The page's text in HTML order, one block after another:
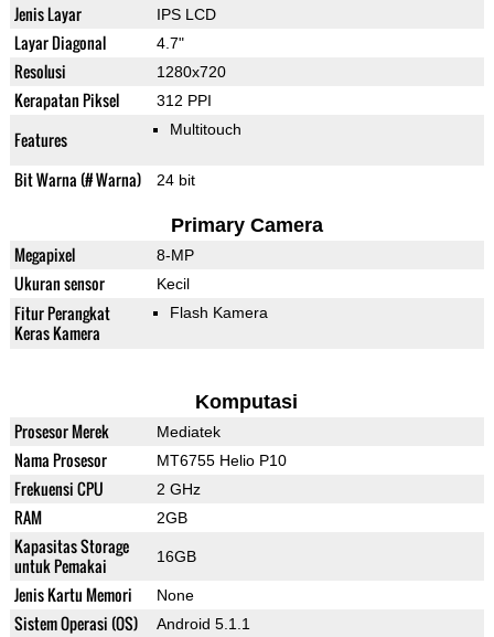
Jenis Layar IPS LCD
Layar Diagonal 4.7"
Resolusi 1280x720
Kerapatan Piksel 312 PPI
Features Multitouch
Bit Warna (# Warna) 24 bit
Primary Camera
Megapixel 8-MP
Ukuran sensor Kecil
Fitur Perangkat
Keras Kamera
Flash Kamera
Komputasi
Prosesor Merek Mediatek
Nama Prosesor MT6755 Helio P10
Frekuensi CPU 2 GHz
RAM 2GB
Kapasitas Storage
untuk Pemakai
16GB
Jenis Kartu Memori None
Sistem Operasi (OS) Android 5.1.1